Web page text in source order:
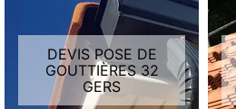
DEVIS POSE DE
GOUTTIÈRES 32
GERS